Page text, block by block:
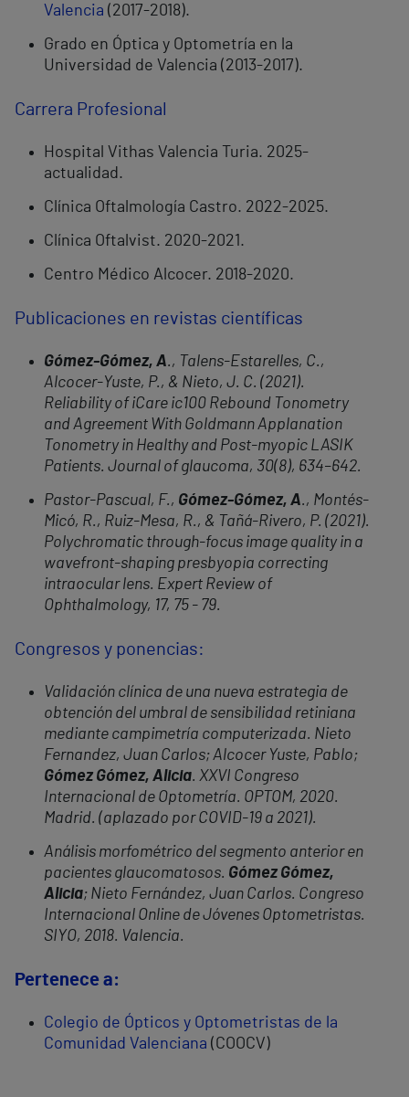
Valencia (2017-2018).
Grado en Óptica y Optometría en la
Universidad de Valencia (2013-2017).
Carrera Profesional
Hospital Vithas Valencia Turia. 2025-
actualidad.
Clínica Oftalmología Castro. 2022-2025.
Clínica Oftalvist. 2020-2021.
Centro Médico Alcocer. 2018-2020.
Publicaciones en revistas científicas
Gómez-Gómez, A., Talens-Estarelles, C.,
Alcocer-Yuste, P., & Nieto, J. C. (2021).
Reliability of iCare ic100 Rebound Tonometry
and Agreement With Goldmann Applanation
Tonometry in Healthy and Post-myopic LASIK
Patients. Journal of glaucoma, 30(8), 634–642.
Pastor-Pascual, F., Gómez-Gómez, A., Montés-
Micó, R., Ruiz-Mesa, R., & Tañá-Rivero, P. (2021).
Polychromatic through-focus image quality in a
wavefront-shaping presbyopia correcting
intraocular lens. Expert Review of
Ophthalmology, 17, 75 - 79.
Congresos y ponencias:
Validación clínica de una nueva estrategia de
obtención del umbral de sensibilidad retiniana
mediante campimetría computerizada. Nieto
Fernandez, Juan Carlos; Alcocer Yuste, Pablo;
Gómez Gómez, Alicia. XXVI Congreso
Internacional de Optometría. OPTOM, 2020.
Madrid. (aplazado por COVID-19 a 2021).
Análisis morfométrico del segmento anterior en
pacientes glaucomatosos. Gómez Gómez,
Alicia; Nieto Fernández, Juan Carlos. Congreso
Internacional Online de Jóvenes Optometristas.
SIYO, 2018. Valencia.
Pertenece a:
Colegio de Ópticos y Optometristas de la
Comunidad Valenciana (COOCV)